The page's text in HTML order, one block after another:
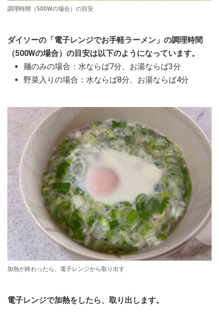
調理時間（500Wの場合）の目安
ダイソーの「電子レンジでお手軽ラーメン」の調理時間
（500Wの場合）の目安は以下のようになっています。
麺のみの場合：水ならば7分、お湯ならば3分
野菜入りの場合：水ならば8分、お湯ならば4分
加熱が終わったら、電子レンジから取り出す
電子レンジで加熱をしたら、取り出します。